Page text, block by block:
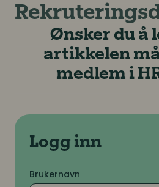
Ønsker du å
artikkelen
medlem i
Logg inn
Brukernavn